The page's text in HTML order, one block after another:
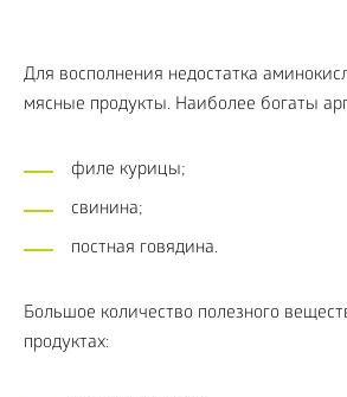
Для восполнения недостатка
мясные продукты. Наиболее богаты
филе курицы;
свинина;
постная говядина.
Большое количество полезного
продуктах: